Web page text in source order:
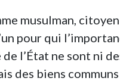
musulman,
pour qui
l’État ne sont ni
des biens